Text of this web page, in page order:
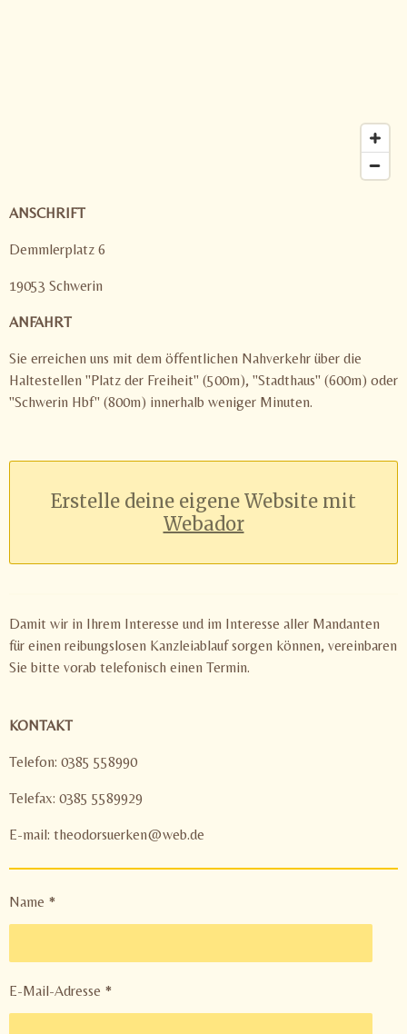
ANSCHRIFT
Demmlerplatz 6
19053 Schwerin
ANFAHRT
Sie erreichen uns mit dem öffentlichen Nahverkehr über die
Haltestellen "Platz der Freiheit" (500m), "Stadthaus" (600m) oder
"Schwerin Hbf" (800m) innerhalb weniger Minuten.
Erstelle deine eigene Website mit
Webador
Damit wir in Ihrem Interesse und im Interesse aller Mandanten
für einen reibungslosen Kanzleiablauf sorgen können, vereinbaren
Sie bitte vorab telefonisch einen Termin.
KONTAKT
Telefon: 0385 558990
Telefax: 0385 5589929
E-mail: theodorsuerken@web.de
Name *
E-Mail-Adresse *